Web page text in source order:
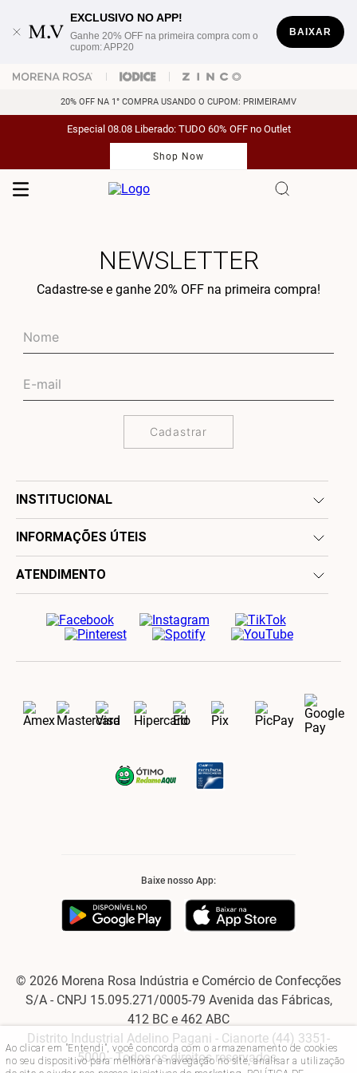
Ao clicar em "Entendi", você concorda com o armazenamento de cookies
no seu dispositivo para melhorar a navegação no site, analisar a utilização
EXCLUSIVO NO APP!
Ganhe 20% OFF na primeira compra com o
cupom: APP20
BAIXAR
20% OFF NA 1° COMPRA USANDO O CUPOM: PRIMEIRAMV
Especial 08.08 Liberado: TUDO 60% OFF no Outlet
Shop Now
NEWSLETTER
Cadastre-se e ganhe 20% OFF na primeira compra!
Cadastrar
INSTITUCIONAL
INFORMAÇÕES ÚTEIS
ATENDIMENTO
Baixe nosso App:
© 2026 Morena Rosa Indústria e Comércio de Confecções
S/A - CNPJ 15.095.271/0005-79 Avenida das Fábricas,
412 BC e 462 ABC
Distrito Industrial Adelino Pagani - Cianorte (44) 3351-
5000 - Todos os direitos reservados.